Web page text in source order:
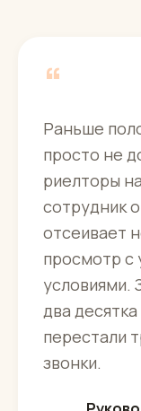
“
Раньше
просто не
риелторы
сотрудник
отсеивает
просмотр
условиями.
два
перестали
звонки.